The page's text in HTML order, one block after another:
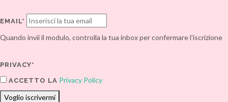
EMAIL*
Quando invii il modulo, controlla la tua inbox per confermare l'iscrizione
PRIVACY*
ACCETTO LA Privacy Policy
Voglio iscrivermi